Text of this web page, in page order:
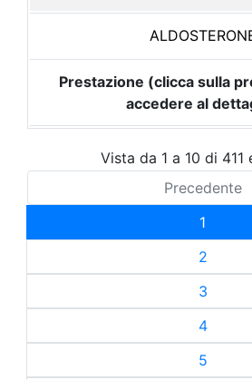
Prestazione (clicca sulla
accedere al
Vista da 1 a 10 di 411
Precedente
1
2
3
4
5